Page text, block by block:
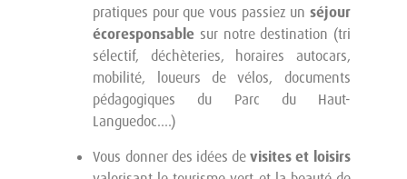
pratiques pour que vous passiez un séjour
écoresponsable sur notre destination (tri
sélectif, déchèteries, horaires autocars,
mobilité, loueurs de vélos, documents
pédagogiques du Parc du Haut-
Languedoc....)
Vous donner des idées devisites et loisirs